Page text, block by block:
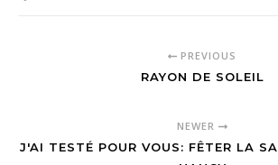
PREVIOUS
RAYON DE SOLEIL
NEWER
J'AI TESTÉ POUR VOUS: FÊTER LA